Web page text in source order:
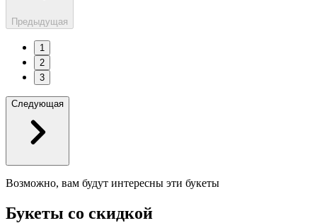
Предыдущая
1
2
3
Следующая
Возможно, вам будут интересны эти букеты
Букеты со скидкой